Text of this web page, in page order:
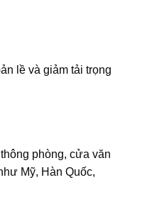
lề và giảm tải trọng
phòng, cửa văn
Mỹ, Hàn Quốc,